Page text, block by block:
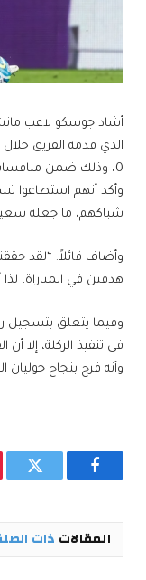
أشاد جوسكو لاعب
وأكد أنهم استطاعوا
شباكهم، ما جعله
وأضاف قائلاً: “لقد
هدفين في المباراة،
وفيما يتعلق بتسجيل
في تنفيذ الركلة، إلا
وأنه فرح بنجاح جوليان
فيسبوك تويتر
المقالات ذات